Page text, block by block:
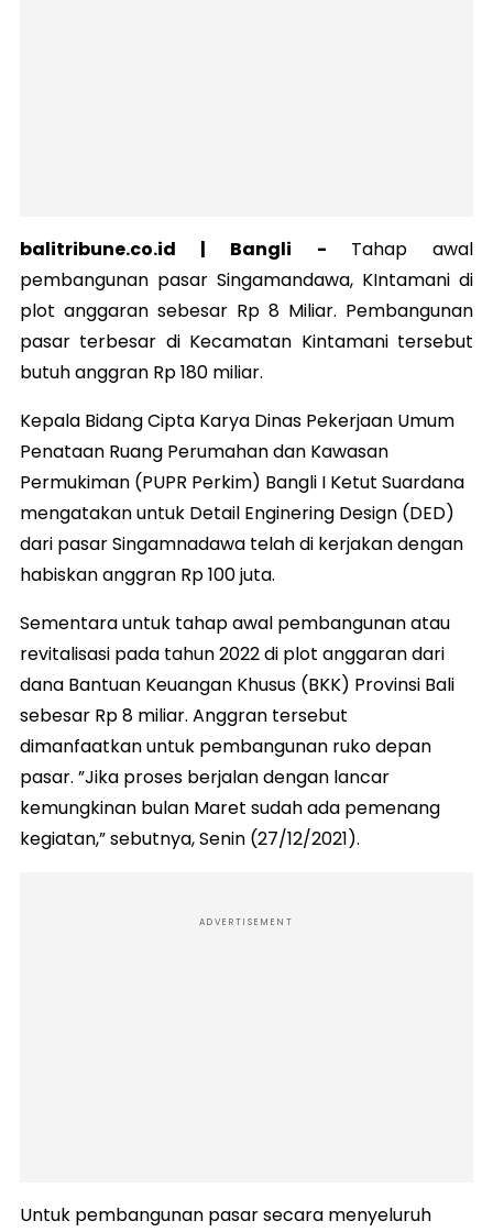
balitribune.co.id | Bangli - Tahap awal
pembangunan pasar Singamandawa, KIntamani di
plot anggaran sebesar Rp 8 Miliar. Pembangunan
pasar terbesar di Kecamatan Kintamani tersebut
butuh anggran Rp 180 miliar.
Kepala Bidang Cipta Karya Dinas Pekerjaan Umum
Penataan Ruang Perumahan dan Kawasan
Permukiman (PUPR Perkim) Bangli I Ketut Suardana
mengatakan untuk Detail Enginering Design (DED)
dari pasar Singamnadawa telah di kerjakan dengan
habiskan anggran Rp 100 juta.
Sementara untuk tahap awal pembangunan atau
revitalisasi pada tahun 2022 di plot anggaran dari
dana Bantuan Keuangan Khusus (BKK) Provinsi Bali
sebesar Rp 8 miliar. Anggran tersebut
dimanfaatkan untuk pembangunan ruko depan
pasar. ”Jika proses berjalan dengan lancar
kemungkinan bulan Maret sudah ada pemenang
kegiatan,” sebutnya, Senin (27/12/2021).
ADVERTISEMENT
Untuk pembangunan pasar secara menyeluruh